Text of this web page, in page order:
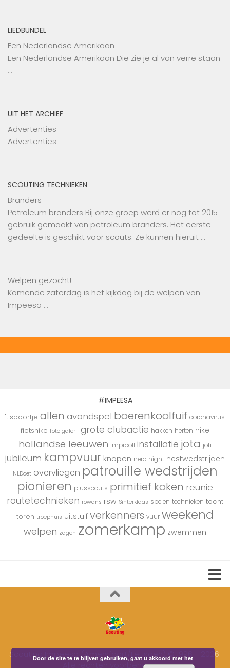
LIEDBUNDEL
Een Nederlandse Amerikaan
Een Nederlandse Amerikaan Die zie je al van verre staan
…
UIT HET ARCHIEF
Advertenties
Advertenties
SCOUTING TECHNIEKEN
Branders
Petroleum branders Bij onze groep werd er nog tot 2015
gebruik gemaakt van petroleum branders. Het eerste
gedeelte is geschikt voor scouts. Ze kunnen hieruit …
Welpen gezocht!
Komende zaterdag is het kijkdag bij de welpen van
Impeesa …
#IMPEESA
't spoortje allen avondspel boerenkoolfuif coronavirus
fietshike foto galerij grote clubactie hakken herten hike
hollandse leeuwen impipoll installatie jota joti
jubileum kampvuur knopen nerd night nestwedstrijden
NLDoet overvliegen patrouille wedstrijden
pionieren plusscouts primitief koken reunie
routetechnieken rowans rsw Sinterklaas spelen technieken tocht
toren troephuis uitstuif verkenners vuur weekend
welpen zagen zomerkamp zwemmen
Scouting Impeesa (Amersfoort/Leusden) © 1996 - 2026.
Alle rechten voorbehouden.
Door de site te te blijven gebruiken, gaat u akkoord met het